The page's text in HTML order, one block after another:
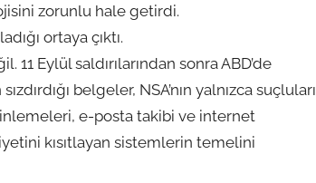
zorunlu hale getirdi.
ortaya çıktı.
Eylül saldırılarından sonra ABD’de
belgeler, NSA’nın yalnızca suçluları
e-posta takibi ve internet
kısıtlayan sistemlerin temelini